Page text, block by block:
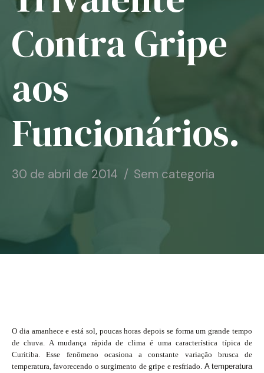
Notícias
Associe-se
Contra Gripe
aos
Funcionários.
30 de abril de 2014 Sem categoria
O dia amanhece e está sol, poucas horas depois se forma um grande tempo
de chuva. A mudança rápida de clima é uma característica típica de
Curitiba. Esse fenômeno ocasiona a constante variação brusca de
temperatura, favorecendo o surgimento de gripe e resfriado. A temperatura